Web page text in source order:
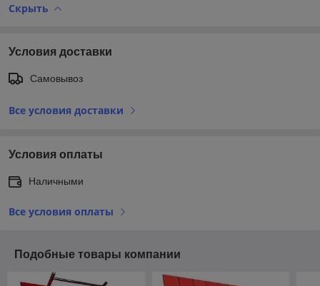
Скрыть
Условия доставки
Самовывоз
Все условия доставки
Условия оплаты
Наличными
Все условия оплаты
Подобные товары компании